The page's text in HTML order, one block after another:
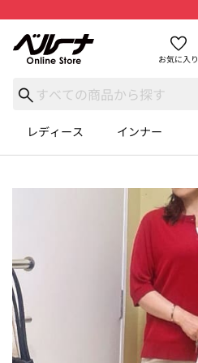
お気に入り
レディース インナー